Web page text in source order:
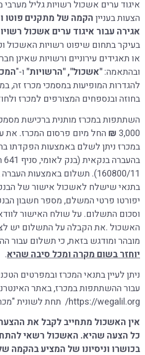
איגוד ערים אשכול רשויות גליל
הצעות בענייןהקמה של מתקנים פוטו
אגירה עבור איגוד ערים אשכול
בעיקר בתחום שיפוט רשויות האשכול
או תאגידים עירוניים ורשויות שאינן
ובהתאמה:"אשכול", "הרשויות" ו-"
להגדרות המופיעות במסמכי מכרז זה,
בחוזה ובנספחים המצורפים למכרז
השתתפות במכרז מותנית ברכישת
3,000
₪ החל מיום פרסום המכרז.
במכרז ניתן לשלם באמצעות הפקדתו
160800/11). תשלום באמצעות
בתנאי שישלח לאשכול אישור של
יפורטו פרטי המשלם, מספר חשבון
וסכום התשלום. על שולח האישור
האשכול .את הקבלה על התשלום יש
מובהר ומודגש בזאת, כי תשלום עבור
יוחזר בשום מקרה ומכל סיבה שהיא.
ניתן לעיין בתנאי המכרז ובמפרטים
עבור ההשתתפות במכרז, באתר
https://wegalil.org/ תחת לשונית "מכרזים".
אין האשכול מתחייב לקבל את
כל הצעה שהיא. האשכול רשאי
בכושרו וניסיונו של המציע בהקמה